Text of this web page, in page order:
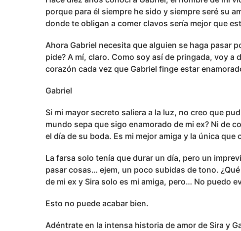
porque para él siempre he sido y siempre seré su
donde te obligan a comer clavos sería mejor que
Ahora Gabriel necesita que alguien se haga pasar
pide? A mí, claro. Como soy así de pringada, voy a
corazón cada vez que Gabriel finge estar
Gabriel
Si mi mayor secreto saliera a la luz, no creo que
mundo sepa que sigo enamorado de mi ex? Ni de
el día de su boda. Es mi mejor amiga y la única que
La farsa solo tenía que durar un día, pero un
pasar cosas… ejem, un poco subidas de tono.
de mi ex y Sira solo es mi amiga, pero… No puedo
Esto no puede acabar bien.
Adéntrate en la intensa historia de amor de Sira y